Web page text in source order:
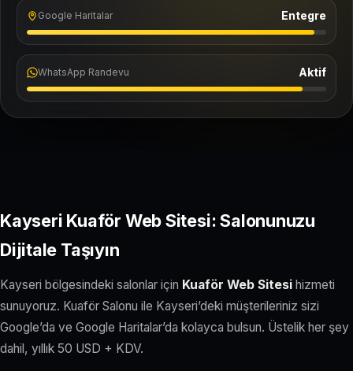
Google Haritalar Entegre
WhatsApp Randevu Aktif
Kayseri Kuaför Web Sitesi: Salonunuzu
Dijitale Taşıyın
Kayseri bölgesindeki salonlar için Kuaför Web Sitesi hizmeti
sunuyoruz. Kuaför Salonu ile Kayseri’deki müşterileriniz sizi
Google’da ve Google Haritalar’da kolayca bulsun. Üstelik her şey
dahil, yıllık 50 USD + KDV.